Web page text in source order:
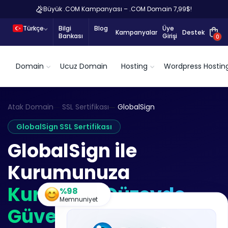
Büyük .COM Kampanyası – .COM Domain 7,99$!
Türkçe
Bilgi
Bankası
Blog Kampanyalar Üye
Girişi Destek
0
Domain Ucuz Domain Hosting Wordpress
Atak Domain SSL Sertifikası
GlobalSign
GlobalSign SSL Sertifikası
GlobalSign ile
Kurumunuza
Kurumsal Düzeyde
Güven ve Global PKI
%98
Memnuniyet